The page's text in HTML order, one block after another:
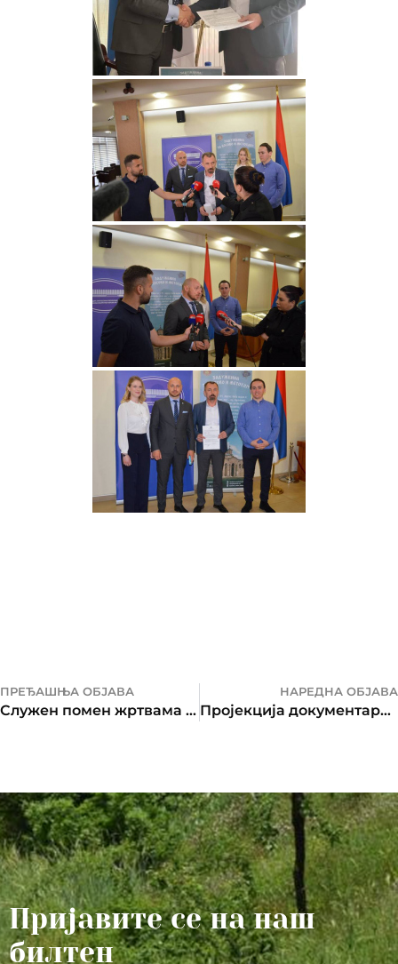
ПРЕЂАШЊА ОБЈАВА
Служен помен жртвама НАТО агресије
НАРЕДНА ОБЈАВА
Пројекција документарне репортаже са Косова и Метохије
Пријавите се на наш
билтен